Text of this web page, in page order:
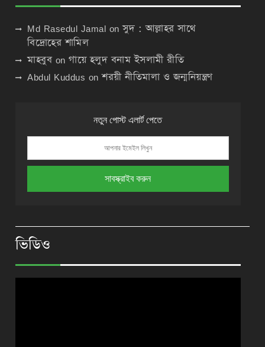
Md Rasedul Jamal onসুদ : আল্লাহর সাথে
বিদ্রোহের শামিল
মাহবুবonগায়ে হলুদ বনাম ইসলামী রীতি
Abdul Kuddus onশরয়ী নীতিমালা ও জন্মনিয়ন্ত্রণ
নতুন পোস্ট এলার্ট পেতে
ভিডিও